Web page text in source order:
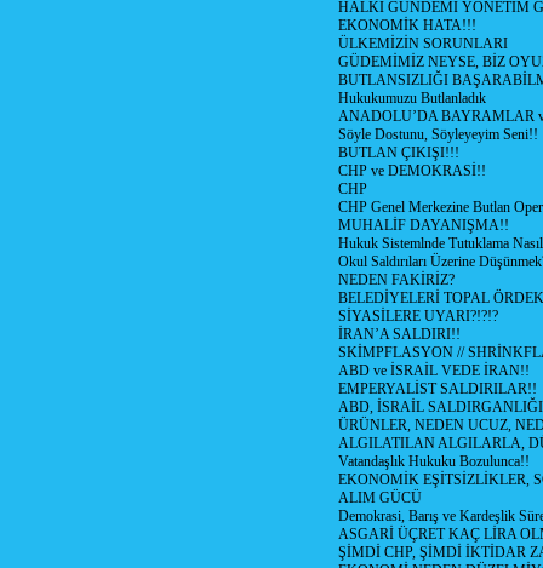
HALKI GÜNDEMİ YÖNETİM
EKONOMİK HATA!!!
ÜLKEMİZİN SORUNLARI
GÜDEMİMİZ NEYSE, BİZ
BUTLANSIZLIĞI
Hukukumuzu Butlanladık
ANADOLU’DA BAYRAMLAR
Söyle Dostunu, Söyleyeyim Seni!!
BUTLAN ÇIKIŞI!!!
CHP ve DEMOKRASİ!!
CHP
CHP Genel Merkezine Butlan
MUHALİF DAYANIŞMA!!
Hukuk Sistemlnde Tutuklama
Okul Saldırıları Üzerine
NEDEN FAKİRİZ?
BELEDİYELERİ TOPAL
SİYASİLERE UYARI?!?!?
İRAN’A SALDIRI!!
SKİMPFLASYON //
ABD ve İSRAİL VEDE İRAN!!
EMPERYALİST SALDIRILAR!!
ABD, İSRAİL SALDIRGANLIĞI
ÜRÜNLER, NEDEN UCUZ,
ALGILATILAN ALGILARLA,
Vatandaşlık Hukuku Bozulunca!!
EKONOMİK EŞİTSİZLİKLER,
ALIM GÜCÜ
Demokrasi, Barış ve Kardeşlik
ASGARİ ÜÇRET KAÇ LİRA
ŞİMDİ CHP, ŞİMDİ İKTİDAR